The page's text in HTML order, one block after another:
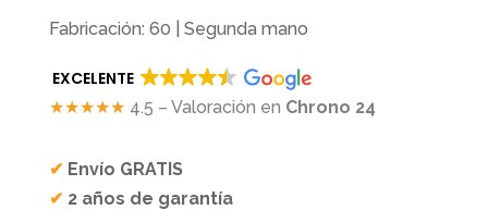
Fabricación: 60 | Segunda mano
EXCELENTE
★★★★★ 4.5 – Valoración en Chrono 24
✔ Envío GRATIS
✔ 2 años de garantía